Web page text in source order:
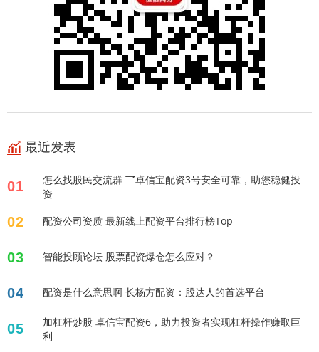
最近发表
01
怎么找股民交流群 乛卓信宝配资3号安全可靠，助您稳健投
资
02 配资公司资质 最新线上配资平台排行榜Top
03 智能投顾论坛 股票配资爆仓怎么应对？
04 配资是什么意思啊 长杨方配资：股达人的首选平台
05
加杠杆炒股 卓信宝配资6，助力投资者实现杠杆操作赚取巨
利